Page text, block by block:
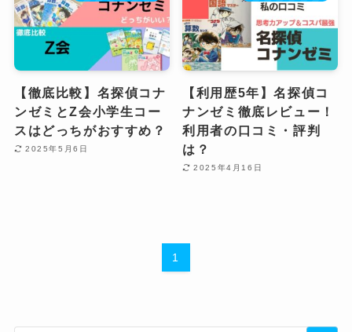
【徹底比較】名探偵コナ
ンゼミとZ会小学生コー
スはどっちがおすすめ？
2025年5月6日
【利用歴5年】名探偵コ
ナンゼミ徹底レビュー！
利用者の口コミ・評判
は？
2025年4月16日
1